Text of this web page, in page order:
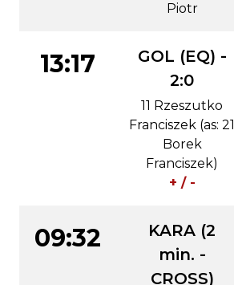
Piotr
13:17
GOL (EQ) -
2:0
11 Rzeszutko
Franciszek (as: 21
Borek
Franciszek)
+ / -
09:32
KARA (2
min. -
CROSS)